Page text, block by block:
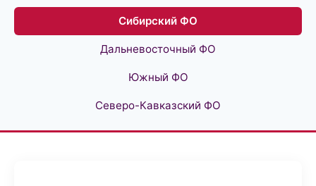
Сибирский ФО
Дальневосточный ФО
Южный ФО
Северо-Кавказский ФО